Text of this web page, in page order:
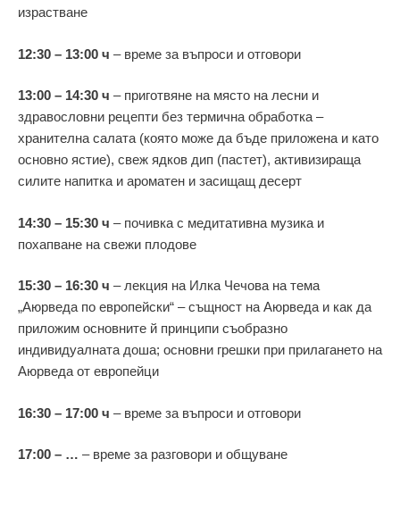
израстване
12:30 – 13:00 ч – време за въпроси и отговори
13:00 – 14:30 ч – приготвяне на място на лесни и
здравословни рецепти без термична обработка –
хранителна салата (която може да бъде приложена и като
основно ястие), свеж ядков дип (пастет), активизираща
силите напитка и ароматен и засищащ десерт
14:30 – 15:30 ч – почивка с медитативна музика и
похапване на свежи плодове
15:30 – 16:30 ч – лекция на Илка Чечова на тема
„Аюрведа по европейски“ – същност на Аюрведа и как да
приложим основните й принципи съобразно
индивидуалната доша; основни грешки при прилагането на
Аюрведа от европейци
16:30 – 17:00 ч – време за въпроси и отговори
17:00 – … – време за разговори и общуване